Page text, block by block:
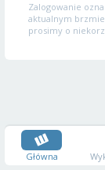
Zalogowanie
aktualnym
prosimy o
Główna